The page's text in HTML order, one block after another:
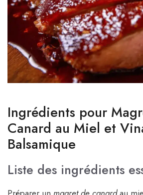
Ingrédients pour
Canard au Miel et
Balsamique
Liste des ingrédients